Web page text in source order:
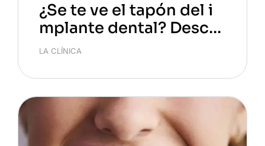
¿Se te ve el tapón del i
mplante dental? Descu
bre si es normal y qué h
LA CLÍNICA